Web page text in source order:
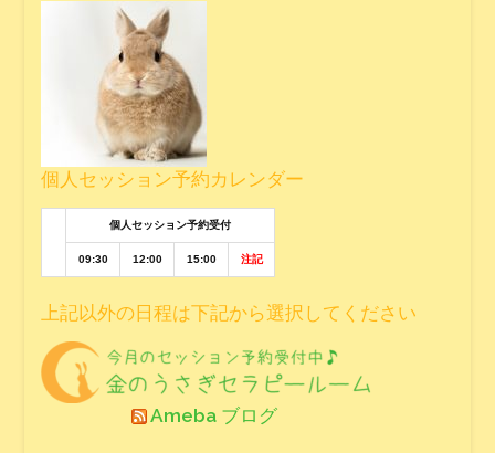
個人セッション予約カレンダー
個人セッション予約受付
09:30 12:00 15:00 注記
上記以外の日程は下記から選択してください
Ameba ブログ